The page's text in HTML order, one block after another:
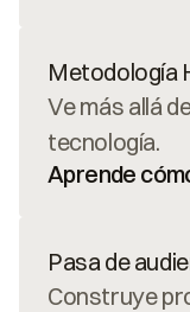
Metodología
Ve más allá
tecnología.
Aprende
Pasa de
Construye